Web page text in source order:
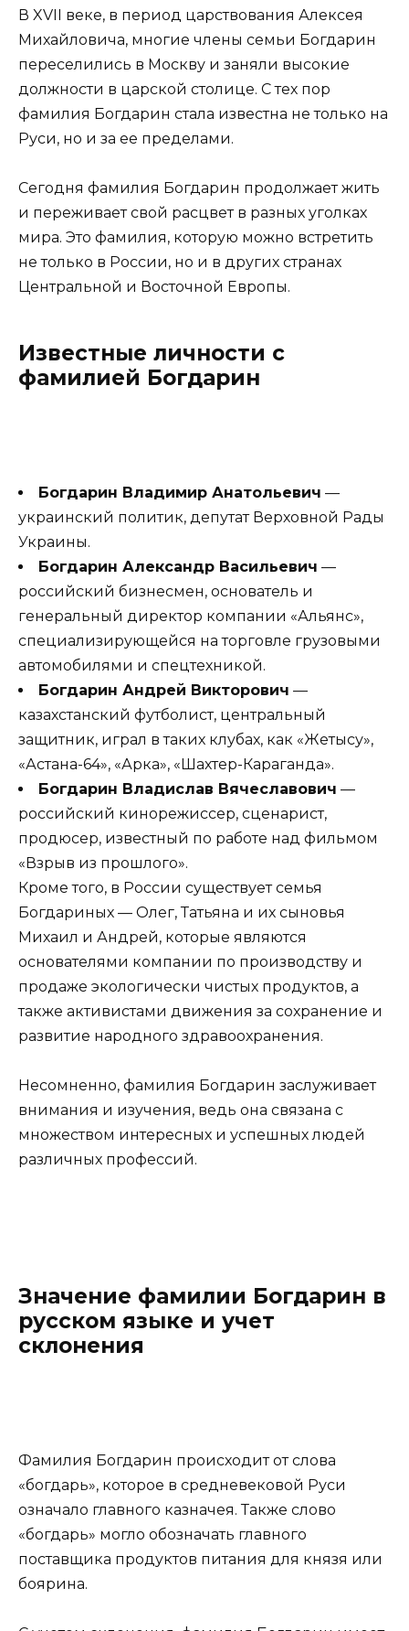
В XVII веке, в период царствования Алексея
Михайловича, многие члены семьи Богдарин
переселились в Москву и заняли высокие
должности в царской столице. С тех пор
фамилия Богдарин стала известна не только на
Руси, но и за ее пределами.
Сегодня фамилия Богдарин продолжает жить
и переживает свой расцвет в разных уголках
мира. Это фамилия, которую можно встретить
не только в России, но и в других странах
Центральной и Восточной Европы.
Известные личности с
фамилией Богдарин
Богдарин Владимир Анатольевич —
украинский политик, депутат Верховной Рады
Украины.
Богдарин Александр Васильевич —
российский бизнесмен, основатель и
генеральный директор компании «Альянс»,
специализирующейся на торговле грузовыми
автомобилями и спецтехникой.
Богдарин Андрей Викторович —
казахстанский футболист, центральный
защитник, играл в таких клубах, как «Жетысу»,
«Астана-64», «Арка», «Шахтер-Караганда».
Богдарин Владислав Вячеславович —
российский кинорежиссер, сценарист,
продюсер, известный по работе над фильмом
«Взрыв из прошлого».
Кроме того, в России существует семья
Богдариных — Олег, Татьяна и их сыновья
Михаил и Андрей, которые являются
основателями компании по производству и
продаже экологически чистых продуктов, а
также активистами движения за сохранение и
развитие народного здравоохранения.
Несомненно, фамилия Богдарин заслуживает
внимания и изучения, ведь она связана с
множеством интересных и успешных людей
различных профессий.
Значение фамилии Богдарин в
русском языке и учет
склонения
Фамилия Богдарин происходит от слова
«богдарь», которое в средневековой Руси
означало главного казначея. Также слово
«богдарь» могло обозначать главного
поставщика продуктов питания для князя или
боярина.